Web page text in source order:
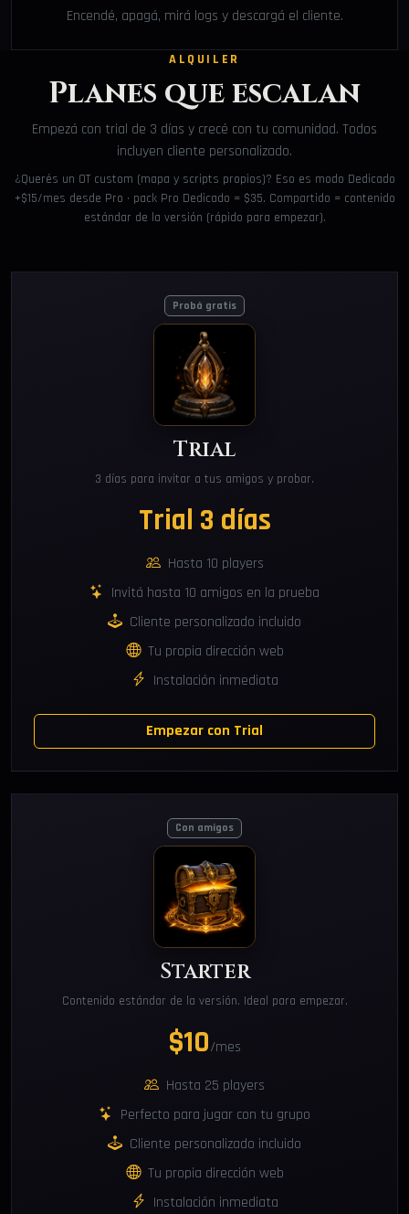
Encendé, apagá, mirá logs y descargá el cliente.
ALQUILER
Planes que escalan
Empezá con trial de 3 días y crecé con tu comunidad. Todos
incluyen cliente personalizado.
¿Querés un OT custom (mapa y scripts propios)? Eso es modo Dedicado
+$15/mes desde Pro · pack Pro Dedicado = $35. Compartido = contenido
estándar de la versión (rápido para empezar).
Probá gratis
Trial
3 días para invitar a tus amigos y probar.
Trial 3 días
Hasta 10 players
Invitá hasta 10 amigos en la prueba
Cliente personalizado incluido
Tu propia dirección web
Instalación inmediata
Empezar con Trial
Con amigos
Starter
Contenido estándar de la versión. Ideal para empezar.
$10/mes
Hasta 25 players
Perfecto para jugar con tu grupo
Cliente personalizado incluido
Tu propia dirección web
Instalación inmediata